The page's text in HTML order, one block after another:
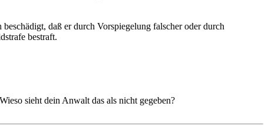
daß er durch Vorspiegelung falscher oder durch
bestraft.
sieht dein Anwalt das als nicht gegeben?